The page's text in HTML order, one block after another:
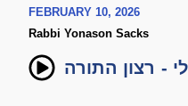
FEBRUARY 10, 2026
Rabbi Yonason Sacks
- רצון התורה